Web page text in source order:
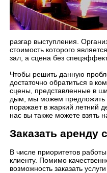
разгар выступления.
стоимость которого
зал, а сцена без
Чтобы решить данную
достаточно обратиться в
сцены, представленные в
дым, мы можем предложить
поражает в жаркий летний
нас вы также можете взять
Заказать
В числе приоритетов
клиенту. Помимо
возможность заказать